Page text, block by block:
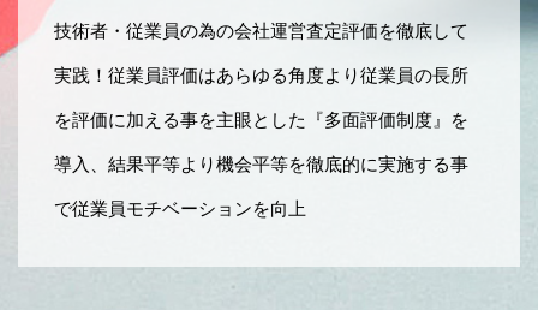
技術者・従業員の為の会社運営査定評価を徹底して
実践！従業員評価はあらゆる角度より従業員の長所
を評価に加える事を主眼とした『多面評価制度』を
導入、結果平等より機会平等を徹底的に実施する事
で従業員モチベーションを向上